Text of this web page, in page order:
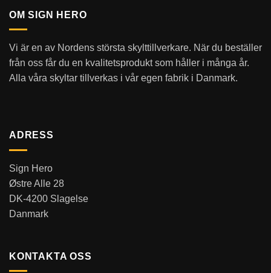
OM SIGN HERO
Vi är en av Nordens största skylttillverkare. När du beställer
från oss får du en kvalitetsprodukt som håller i många år.
Alla våra skyltar tillverkas i vår egen fabrik i Danmark.
ADRESS
Sign Hero
Østre Alle 28
DK-4200 Slagelse
Danmark
KONTAKTA OSS